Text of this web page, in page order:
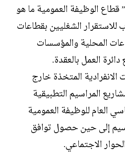
الوظيفة العمومية ما هو
الشغليين بقطاعات
المحلية والمؤسسات
العمل بالعقدة.
المتخذة خارج
المراسيم التطبيقية
العام للوظيفة العمومية
إلى حين حصول توافق
الاجتماعي.